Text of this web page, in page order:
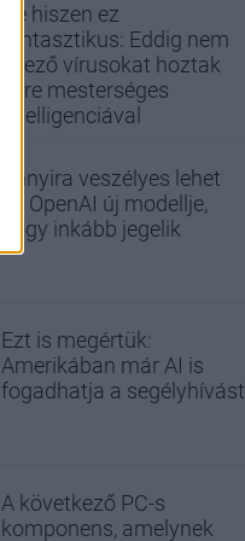
De hiszen ez
fantasztikus: Eddig nem
létező vírusokat hoztak
létre mesterséges
intelligenciával
Annyira veszélyes lehet
az OpenAI új modellje,
hogy inkább jegelik
Ezt is megértük:
Amerikában már AI is
fogadhatja a segélyhívást
A következő PC-s
komponens, amelynek